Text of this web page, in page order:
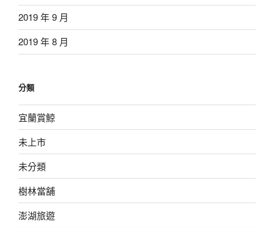
2019 年 9 月
2019 年 8 月
分類
宜蘭賞鯨
未上市
未分類
樹林當舖
澎湖旅遊